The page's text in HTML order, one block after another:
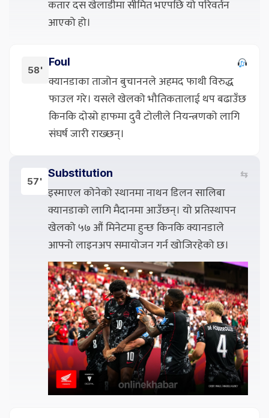
कतार दस खेलाडीमा सीमित भएपछि यो परिवर्तन
आएको हो।
58'
Foul
क्यानडाका ताजोन बुचाननले अहमद फाथी विरुद्ध
फाउल गरे। यसले खेलको भौतिकतालाई थप बढाउँछ
किनकि दोस्रो हाफमा दुवै टोलीले नियन्त्रणको लागि
संघर्ष जारी राख्छन्।
57'
Substitution ⇆
इस्माएल कोनेको स्थानमा नाथन डिलन सालिबा
क्यानडाको लागि मैदानमा आउँछन्। यो प्रतिस्थापन
खेलको ५७ औं मिनेटमा हुन्छ किनकि क्यानडाले
आफ्नो लाइनअप समायोजन गर्न खोजिरहेको छ।